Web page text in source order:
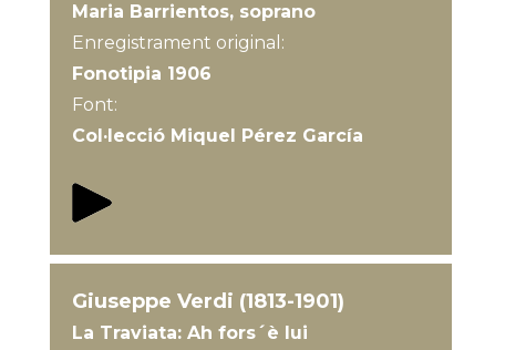
Maria Barrientos, soprano
Enregistrament original:
Fonotipia 1906
Font:
Col·lecció Miquel Pérez García
Giuseppe Verdi (1813-1901)
La Traviata: Ah fors´è lui